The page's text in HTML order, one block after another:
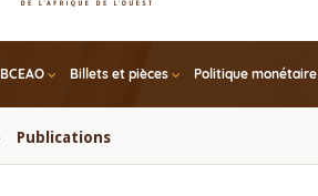
BCEAO Billets et pièces Politique monétaire
Publications